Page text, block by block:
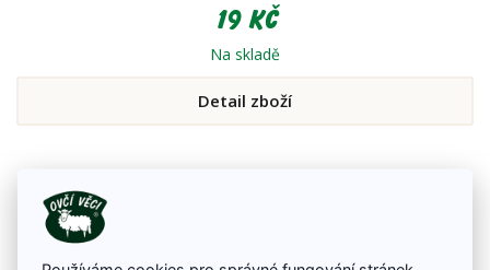
19 Kč
Na skladě
Detail zboží